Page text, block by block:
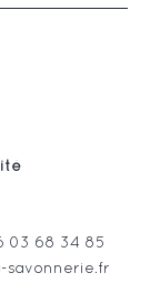
03 68 34 85
savonnerie.fr